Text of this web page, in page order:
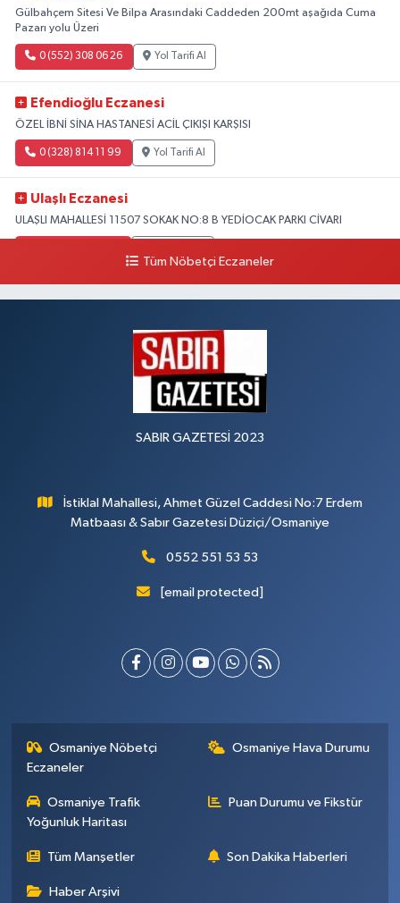
Gülbahçem Sitesi Ve Bilpa Arasındaki Caddeden 200mt aşağıda Cuma
Pazarı yolu Üzeri
0 (552) 308 06 26 Yol Tarifi Al
Efendioğlu Eczanesi
ÖZEL İBNİ SİNA HASTANESİ ACİL ÇIKIŞI KARŞISI
0 (328) 814 11 99 Yol Tarifi Al
Ulaşlı Eczanesi
ULAŞLI MAHALLESİ 11507 SOKAK NO:8 B YEDİOCAK PARKI CİVARI
Tüm Nöbetçi Eczaneler
SABIR GAZETESİ 2023
İstiklal Mahallesi, Ahmet Güzel Caddesi No:7 Erdem
Matbaası & Sabır Gazetesi Düziçi/Osmaniye
0552 551 53 53
[email protected]
Osmaniye Nöbetçi
Eczaneler
Osmaniye Hava Durumu
Osmaniye Trafik
Yoğunluk Haritası
Puan Durumu ve Fikstür
Tüm Manşetler Son Dakika Haberleri
Haber Arşivi